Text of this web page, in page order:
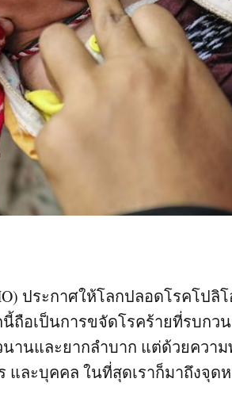
ประกาศให้โลกปลอดโรคโปลิ
ถือเป็นการขจัดโรคร้ายที่รบกว
นานและยากลำบาก แต่ด้วยควา
และบุคคล ในที่สุดเราก็มาถึงจุด